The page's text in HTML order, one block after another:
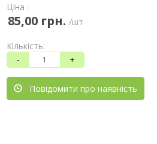
Ціна :
85,00 грн. /шт
Кількість:
- +
Повідомити про наявність